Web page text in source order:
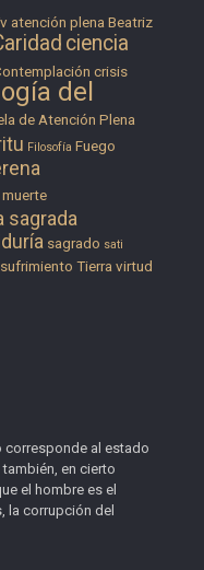
atención plena Beatriz
ciencia
crisis
del
de Atención Plena
Filosofía Fuego
muerte
sagrada
sagrado sati
sufrimiento Tierra virtud
corresponde al estado
en cierto
el hombre es el
la corrupción del